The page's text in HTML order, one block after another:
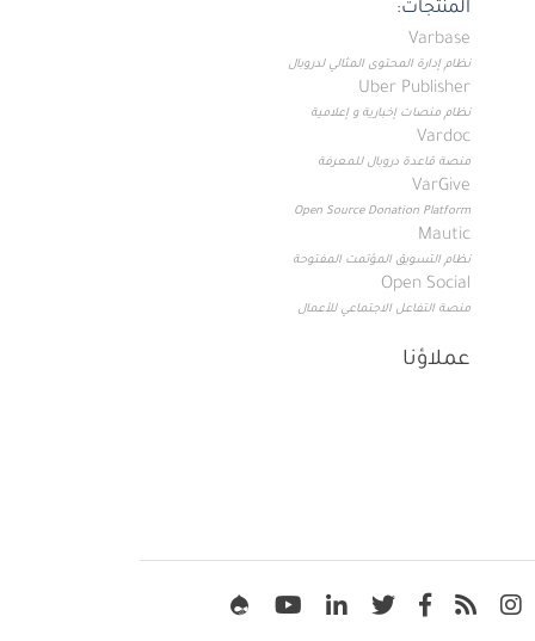
المنتجات:
Varbase
نظام إدارة المحتوى المثالي لدروبال
Uber Publisher
نظام منصات إخبارية و إعلامية
Vardoc
منصة قاعدة دروبال للمعرفة
VarGive
Open Source Donation Platform
Mautic
نظام التسويق المؤتمت المفتوحة
Open Social
منصة التفاعل الاجتماعي للأعمال
عملاؤنا